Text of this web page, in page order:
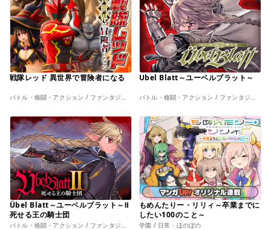
戦隊レッド 異世界で冒険者になる
バトル・格闘・アクション / ファンタジー・幻想
Ubel Blatt～ユーベルブラット～
バトル・格闘・アクション / ファンタジー・幻想
Übel Blatt～ユーベルブラット～Ⅱ
死せる王の騎士団
バトル・格闘・アクション / ファンタジー・幻想
もめんたりー・リリィ～卒業までに
したい100のこと～
学園 / 日常・ほのぼの